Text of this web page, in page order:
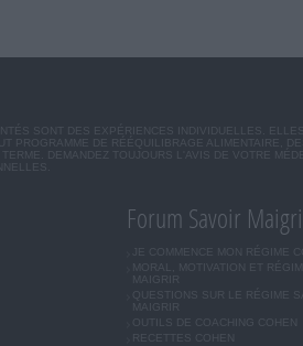
SONT DES EXPÉRIENCES INDIVIDUELLES.
PROGRAMME DE RÉÉQUILIBRAGE ALIMENTAIRE,
TERME. DEMANDEZ TOUJOURS L'AVIS DE VOTRE
Forum Savoir
JE COMMENCE MON RÉGIME
MORAL, MOTIVATION ET
MAIGRIR
QUESTIONS SUR LE RÉGIME
MAIGRIR
OUTILS DE COACHING COHEN
RECETTES COHEN